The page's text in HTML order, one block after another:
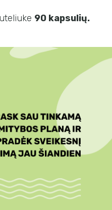
90 kapsulių.